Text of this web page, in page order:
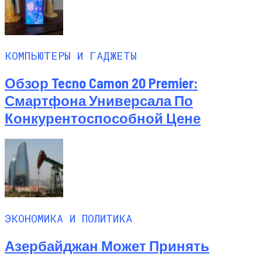
КОМПЬЮТЕРЫ И ГАДЖЕТЫ
Обзор Tecno Camon 20 Premier:
Смартфона Универсала По
Конкурентоспособной Цене
ЭКОНОМИКА И ПОЛИТИКА
Азербайджан Может Принять